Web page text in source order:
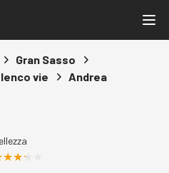
Gran Sasso
vie Andrea